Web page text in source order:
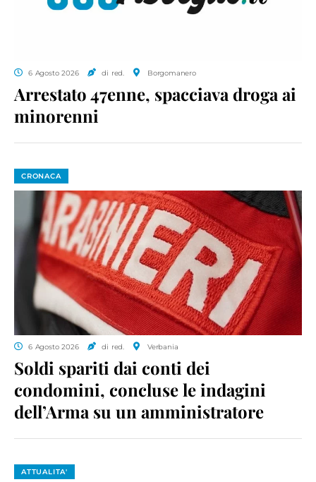
6 Agosto 2026 di red. Borgomanero
Arrestato 47enne, spacciava droga ai
minorenni
CRONACA
6 Agosto 2026 di red. Verbania
Soldi spariti dai conti dei
condomini, concluse le indagini
dell’Arma su un amministratore
ATTUALITA'